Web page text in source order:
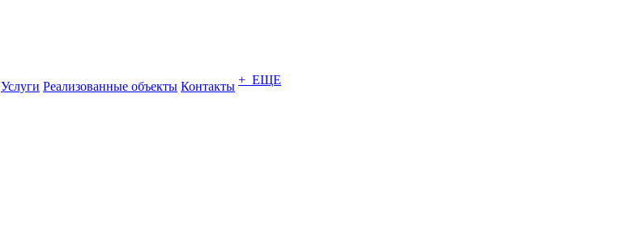
Услуги Реализованные объекты Контакты + ЕЩЕ